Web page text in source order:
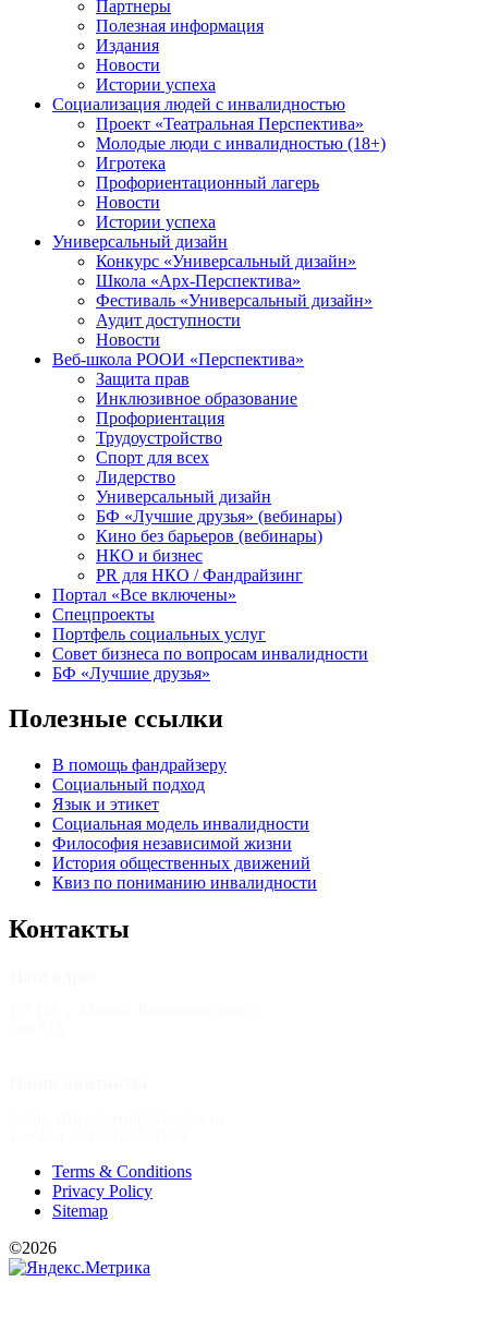
Партнеры
Полезная информация
Издания
Новости
Истории успеха
Социализация людей с инвалидностью
Проект «Театральная Перспектива»
Молодые люди с инвалидностью (18+)
Игротека
Профориентационный лагерь
Новости
Истории успеха
Универсальный дизайн
Конкурс «Универсальный дизайн»
Школа «Арх-Перспектива»
Фестиваль «Универсальный дизайн»
Аудит доступности
Новости
Веб-школа РООИ «Перспектива»
Защита прав
Инклюзивное образование
Профориентация
Трудоустройство
Спорт для всех
Лидерство
Универсальный дизайн
БФ «Лучшие друзья» (вебинары)
Кино без барьеров (вебинары)
НКО и бизнес
PR для НКО / Фандрайзинг
Портал «Все включены»
Спецпроекты
Портфель социальных услуг
Совет бизнеса по вопросам инвалидности
БФ «Лучшие друзья»
Полезные ссылки
В помощь фандрайзеру
Социальный подход
Язык и этикет
Социальная модель инвалидности
Философия независимой жизни
История общественных движений
Квиз по пониманию инвалидности
Контакты
Terms & Conditions
Privacy Policy
Sitemap
©2026